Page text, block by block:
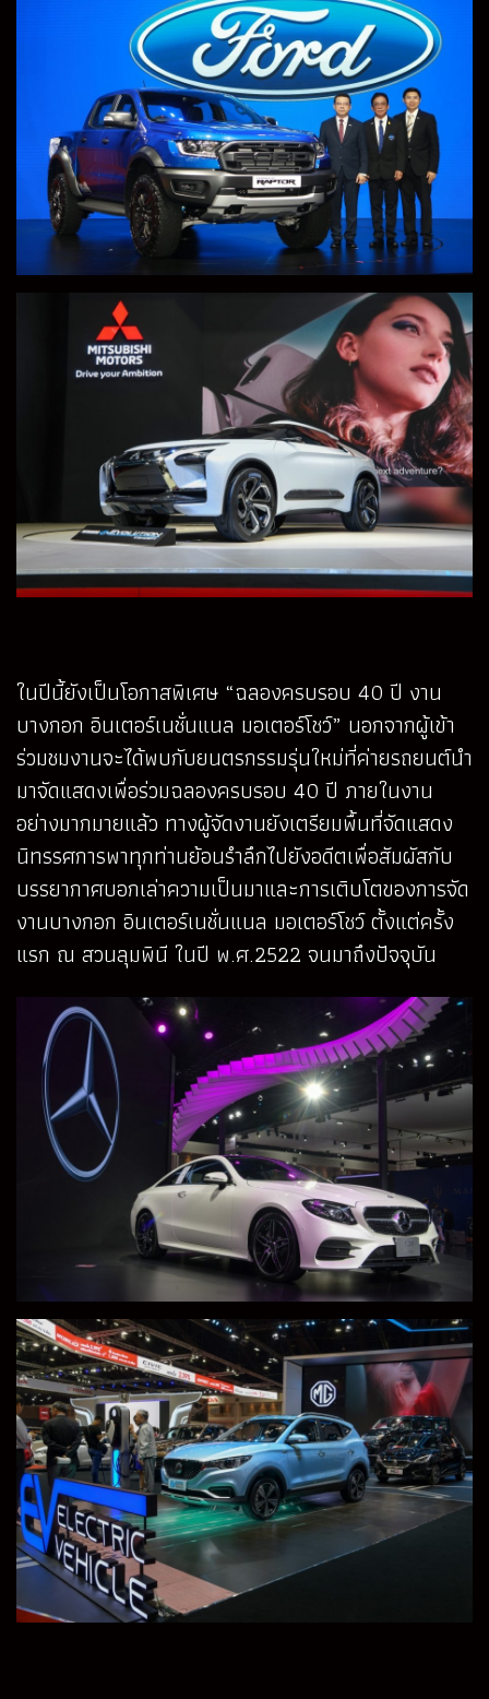
ในปีนี้ยังเป็นโอกาสพิเศษ “ฉลองครบรอบ 40 ปี งาน
บางกอก อินเตอร์เนชั่นแนล มอเตอร์โชว์” นอกจากผู้เข้า
ร่วมชมงานจะได้พบกับยนตรกรรมรุ่นใหม่ที่ค่ายรถยนต์นำ
มาจัดแสดงเพื่อร่วมฉลองครบรอบ 40 ปี ภายในงาน
อย่างมากมายแล้ว ทางผู้จัดงานยังเตรียมพื้นที่จัดแสดง
นิทรรศการพาทุกท่านย้อนรำลึกไปยังอดีตเพื่อสัมผัสกับ
บรรยากาศบอกเล่าความเป็นมาและการเติบโตของการจัด
งานบางกอก อินเตอร์เนชั่นแนล มอเตอร์โชว์ ตั้งแต่ครั้ง
แรก ณ สวนลุมพินี ในปี พ.ศ.2522 จนมาถึงปัจจุบัน